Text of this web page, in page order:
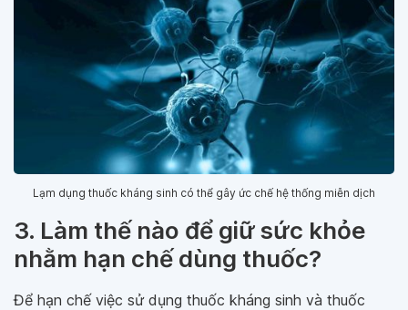
Lạm dụng thuốc kháng sinh có thể gây ức chế hệ thống miễn dịch
3. Làm thế nào để giữ sức khỏe
nhằm hạn chế dùng thuốc?
Để hạn chế việc sử dụng thuốc kháng sinh và thuốc